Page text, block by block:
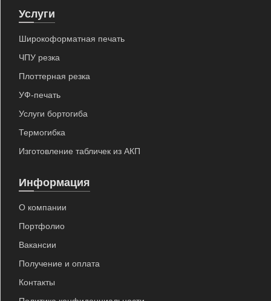
Услуги
Широкоформатная печать
ЧПУ резка
Плоттерная резка
УФ-печать
Услуги бортогиба
Термогибка
Изготовление табличек из АКП
Информация
О компании
Портфолио
Вакансии
Получение и оплата
Контакты